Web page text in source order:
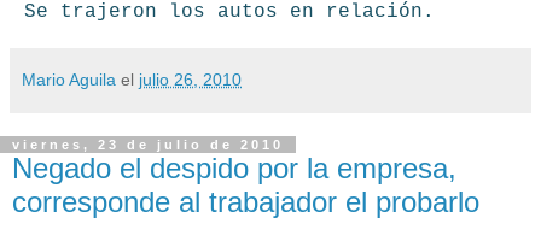
Se trajeron los autos en relación.
Mario Aguila el julio 26, 2010
viernes, 23 de julio de 2010
Negado el despido por la empresa,
corresponde al trabajador el probarlo